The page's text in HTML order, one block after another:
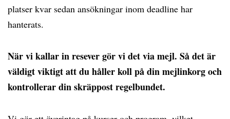
platser kvar sedan ansökningar inom deadline har
hanterats.
När vi kallar in resever gör vi det via mejl. Så det är
väldigt viktigt att du håller koll på din mejlinkorg och
kontrollerar din skräppost regelbundet.